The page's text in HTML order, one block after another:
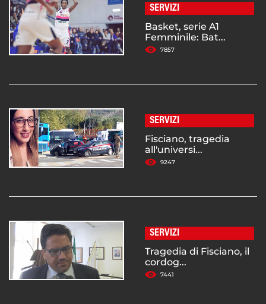
SERVIZI
Basket, serie A1
Femminile: Bat...
7857
SERVIZI
Fisciano, tragedia
all'universi...
9247
SERVIZI
Tragedia di Fisciano, il
cordog...
7441